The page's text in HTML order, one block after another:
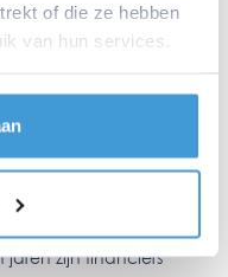
of die ze hebben
van hun services.
vraagt
hypothecaire
vaak hogere kosten
zijn financiers